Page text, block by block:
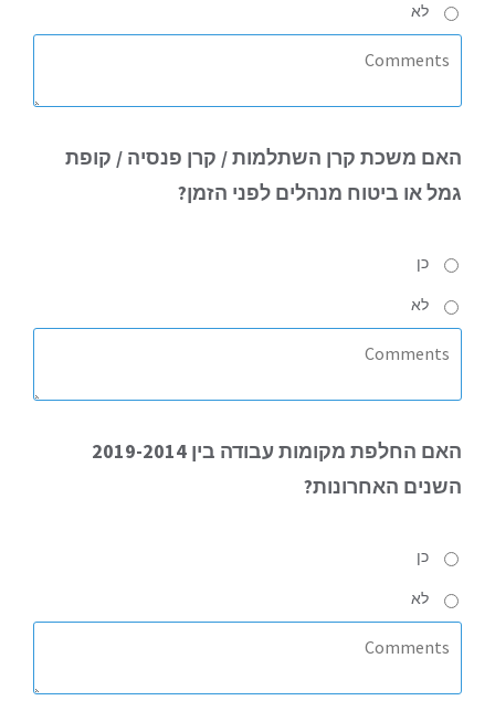
לא
האם משכת קרן השתלמות / קרן פנסיה / קופת
גמל או ביטוח מנהלים לפני הזמן?
כן
לא
האם
החלפת מקומות עבודה בין 2019-2014
השנים האחרונות?
כן
לא